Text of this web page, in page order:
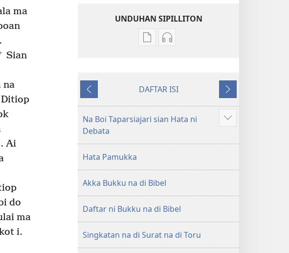
ma
Sian
na
Ditiop
Ai
do
ma
i.
UNDUHAN SIPILLITON
Sipilliton
Hata
Debata
tu
Naeng
Mangolu
di
Tano
na
Imbaru
Sipiliton
Hata
Debata
tu
Naeng
di
Tano
na
Imbaru
Andorang
so
DAFTAR ISI
Na
Mangihut
Na Boi Taparsiajari sian Hata ni
Debata
Patudu
umgodang
Hata Pamukka
Akka Bukku na di Bibel
Daftar ni Bukku na di Bibel
Singkatan na di Surat na di Toru